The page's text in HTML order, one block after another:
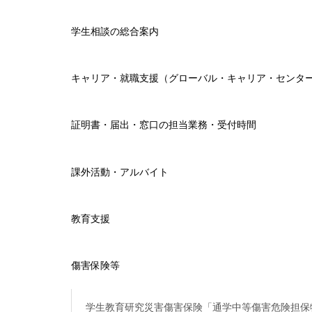
学生相談の総合案内
キャリア・就職支援（グローバル・キャリア・センター
証明書・届出・窓口の担当業務・受付時間
課外活動・アルバイト
教育支援
傷害保険等
学生教育研究災害傷害保険「通学中等傷害危険担保